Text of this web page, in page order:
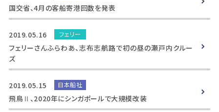
国交省、4月の客船寄港回数を発表
2019.05.16 フェリー
フェリーさんふらわあ、志布志航路で初の昼の瀬戸内クルー
ズ
2019.05.15 日本船社
飛鳥Ⅱ、2020年にシンガポールで大規模改装